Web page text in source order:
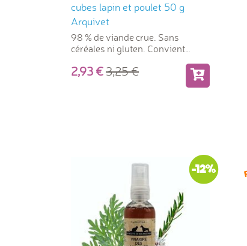
cubes lapin et poulet 50 g
Arquivet
98 % de viande crue. Sans
céréales ni gluten. Convient
2,933,25
-12%